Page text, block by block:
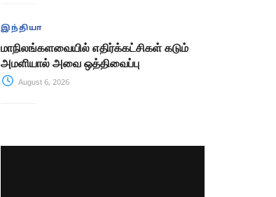
இந்தியா
மாநிலங்களவையில் எதிர்க்கட்சிகள் கடும்
அமளியால் அவை ஒத்திவைப்பு
August 6, 2026